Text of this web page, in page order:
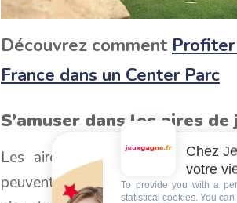
Découvrez comment Profiter
France dans un Center Parc
S’amuser dans les aires de
Les aires de jeux thématisées
peuvent grimper, glisser et
Chez
votre
To provide you with a
statistical cookies. You